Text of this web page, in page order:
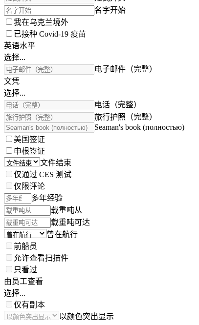
名字开始
我在乌克兰境外
已接种 Covid-19 疫苗
英语水平
选择...
电子邮件（完整）
文凭
选择...
电话（完整）
旅行护照（完整）
Seaman's book (полностью)
美国签证
申根签证
文件结束
仅通过 CES 测试
仅限评论
多年经验
载重吨从
载重吨可达
曾在航行
前船员
允许查看扫描件
只看过
由员工查看
选择...
仅有副本
以颜色突出显示